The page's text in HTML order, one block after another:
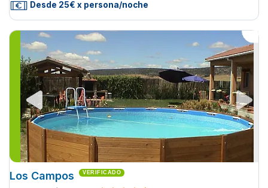
Desde 25€ x persona/noche
Los Campos VERIFICADO